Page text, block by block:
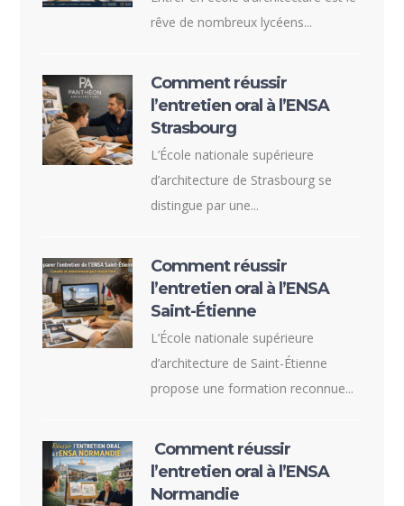
rêve de nombreux lycéens...
Comment réussir
l’entretien oral à l’ENSA
Strasbourg
L’École nationale supérieure
d’architecture de Strasbourg se
distingue par une...
Comment réussir
l’entretien oral à l’ENSA
Saint-Étienne
L’École nationale supérieure
d’architecture de Saint-Étienne
propose une formation reconnue...
Comment réussir
l’entretien oral à l’ENSA
Normandie